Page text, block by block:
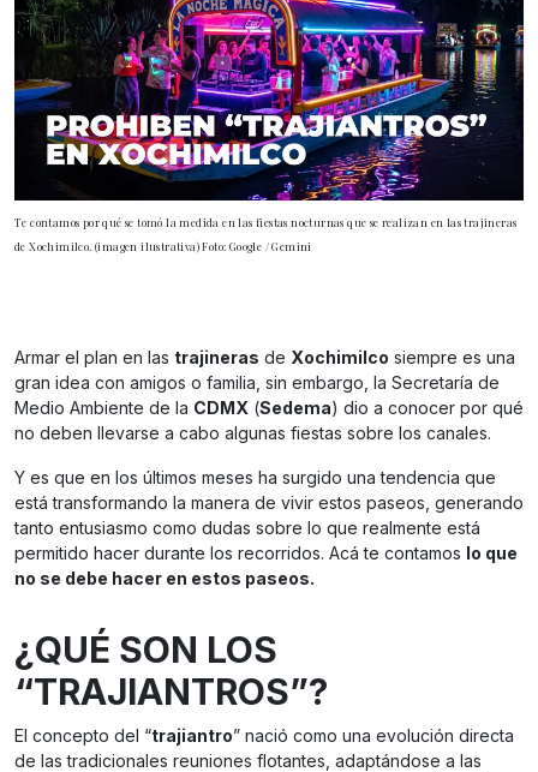
Te contamos por qué se tomó la medida en las fiestas nocturnas que se realizan en las trajineras
de Xochimilco. (imagen ilustrativa) Foto: Google / Gemini
Armar el plan en las trajineras de Xochimilco siempre es una
gran idea con amigos o familia, sin embargo, la Secretaría de
Medio Ambiente de la CDMX (Sedema) dio a conocer por qué
no deben llevarse a cabo algunas fiestas sobre los canales.
Y es que en los últimos meses ha surgido una tendencia que
está transformando la manera de vivir estos paseos, generando
tanto entusiasmo como dudas sobre lo que realmente está
permitido hacer durante los recorridos. Acá te contamos lo que
no se debe hacer en estos paseos.
¿QUÉ SON LOS
“TRAJIANTROS”?
El concepto del “trajiantro” nació como una evolución directa
de las tradicionales reuniones flotantes, adaptándose a las